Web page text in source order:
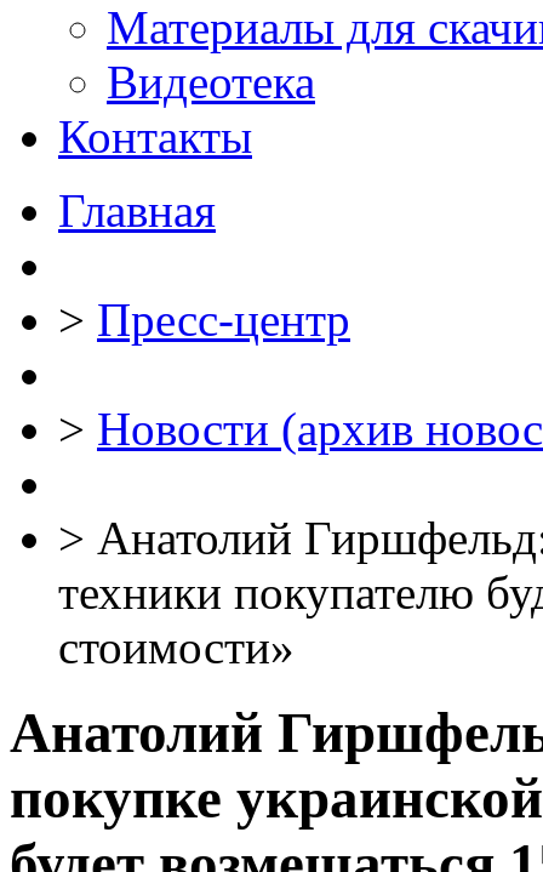
Материалы для
Видеотека
Контакты
Главная
> Пресс-центр
> Новости (архив
> Анатолий
техники покупателю
стоимости»
Анатолий
покупке